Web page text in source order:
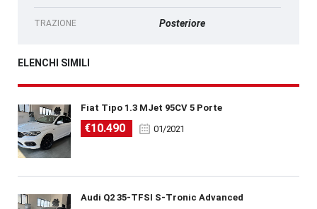
TRAZIONE Posteriore
ELENCHI SIMILI
Fiat Tipo 1.3 MJet 95CV 5 Porte
€10.490 01/2021
Audi Q2 35-TFSI S-Tronic Advanced